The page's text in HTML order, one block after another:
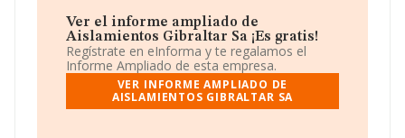
Sociedad Limitada; éstas son algunas de las
empresas que están más abajo: Grupo L & R
Montajes Industriales Sociedad Limitaday
Construcciones Sacovi S.L. En el ranking nacional, ha
bajado 7.474 puestos, pasando de la posición 41.044 a
48.518. Las siguientes empresas la superan en el
ranking:Leferon S.LyGlobal Cosmetic Technology
Ver el informe ampliado de
Aislamientos Gibraltar Sa ¡Es gratis!
Regístrate en eInforma y te regalamos el
Informe Ampliado de esta empresa.
VER INFORME AMPLIADO DE
AISLAMIENTOS GIBRALTAR SA